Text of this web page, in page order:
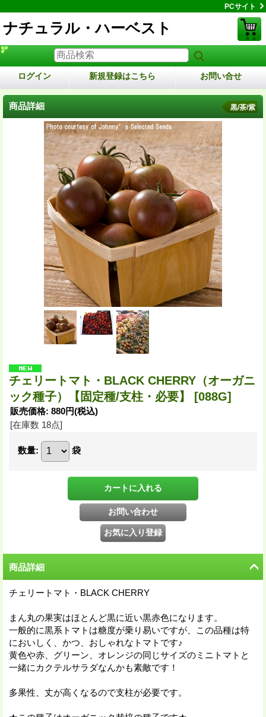
PCサイト
ナチュラル・ハーベスト
ログイン 新規登録はこちら お問い合せ
商品詳細 黒/茶/紫
チェリートマト・BLACK CHERRY（オーガニ
ック種子）【固定種/支柱・必要】
[088G]
販売価格: 880円(税込)
[在庫数 18点]
数量: 袋
商品詳細
チェリートマト・BLACK CHERRY
まん丸の果実はほとんど黒に近い黒赤色になります。
一般的に黒系トマトは糖度が乗り易いですが、この品種は特
においしく、かつ、おしゃれなトマトです♪
黄色や赤、グリーン、オレンジの同じサイズのミニトマトと
一緒にカクテルサラダなんかも素敵です！
多果性、丈が高くなるので支柱が必要です。